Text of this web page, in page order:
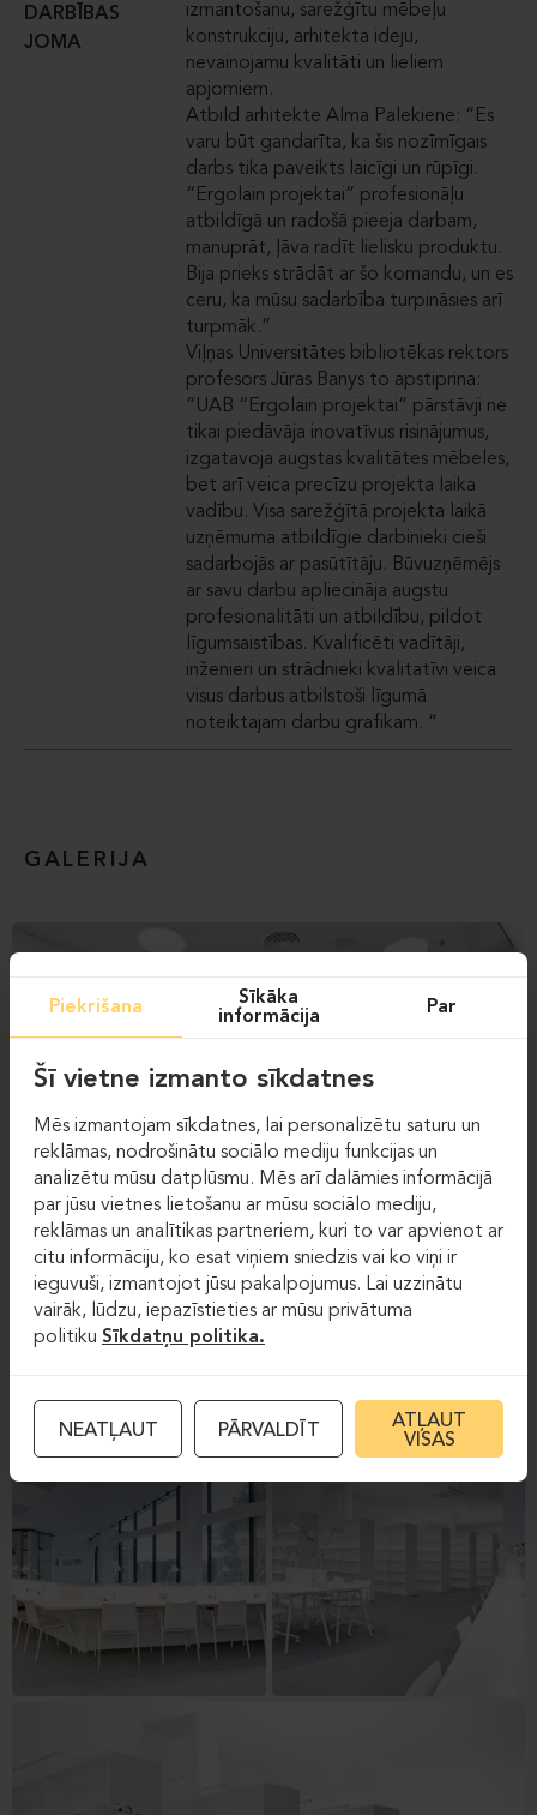
DARBĪBAS
JOMA
izmantošanu, sarežģītu mēbeļu
konstrukciju, arhitekta ideju,
nevainojamu kvalitāti un lieliem
apjomiem.
Atbild arhitekte Alma Palekiene: “Es
varu būt gandarīta, ka šis nozīmīgais
darbs tika paveikts laicīgi un rūpīgi.
“Ergolain projektai” profesionāļu
atbildīgā un radošā pieeja darbam,
manuprāt, ļāva radīt lielisku produktu.
Bija prieks strādāt ar šo komandu, un es
ceru, ka mūsu sadarbība turpināsies arī
turpmāk.”
Viļņas Universitātes bibliotēkas rektors
profesors Jūras Banys to apstiprina:
“UAB “Ergolain projektai” pārstāvji ne
tikai piedāvāja inovatīvus risinājumus,
izgatavoja augstas kvalitātes mēbeles,
bet arī veica precīzu projekta laika
vadību. Visa sarežģītā projekta laikā
uzņēmuma atbildīgie darbinieki cieši
sadarbojās ar pasūtītāju. Būvuzņēmējs
ar savu darbu apliecināja augstu
profesionalitāti un atbildību, pildot
līgumsaistības. Kvalificēti vadītāji,
inženieri un strādnieki kvalitatīvi veica
visus darbus atbilstoši līgumā
noteiktajam darbu grafikam. “
GALERIJA
Piekrišana
Sīkāka
informācija
Par
Šī vietne izmanto sīkdatnes
Mēs izmantojam sīkdatnes, lai personalizētu saturu un
reklāmas, nodrošinātu sociālo mediju funkcijas un
analizētu mūsu datplūsmu. Mēs arī dalāmies informācijā
par jūsu vietnes lietošanu ar mūsu sociālo mediju,
reklāmas un analītikas partneriem, kuri to var apvienot ar
citu informāciju, ko esat viņiem sniedzis vai ko viņi ir
ieguvuši, izmantojot jūsu pakalpojumus. Lai uzzinātu
vairāk, lūdzu, iepazīstieties ar mūsu privātuma
politiku Sīkdatņu politika.
NEATĻAUT PĀRVALDĪT
ATĻAUT
VISAS